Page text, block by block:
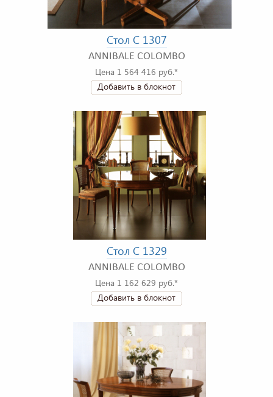
Стол C 1307
ANNIBALE COLOMBO
Цена 1 564 416 руб.*
Добавить в блокнот
Стол C 1329
ANNIBALE COLOMBO
Цена 1 162 629 руб.*
Добавить в блокнот